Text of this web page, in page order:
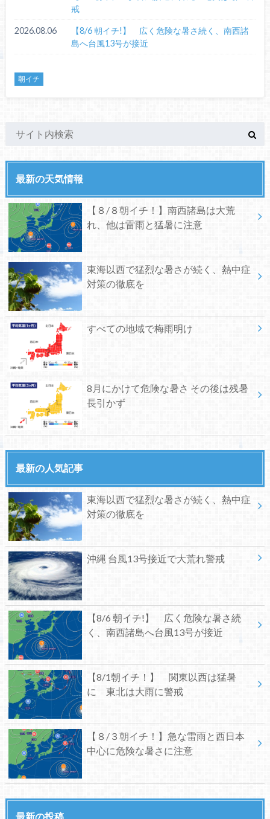
戒
2026.08.06
【8/6 朝イチ!】 広く危険な暑さ続く、南西諸
島へ台風13号が接近
朝イチ
最新の天気情報
【８/８朝イチ！】南西諸島は大荒
れ、他は雷雨と猛暑に注意
東海以西で猛烈な暑さが続く、熱中症
対策の徹底を
すべての地域で梅雨明け
8月にかけて危険な暑さ その後は残暑
長引かず
最新の人気記事
東海以西で猛烈な暑さが続く、熱中症
対策の徹底を
沖縄 台風13号接近で大荒れ警戒
【8/6 朝イチ!】 広く危険な暑さ続
く、南西諸島へ台風13号が接近
【8/1朝イチ！】 関東以西は猛暑
に 東北は大雨に警戒
【８/３朝イチ！】急な雷雨と西日本
中心に危険な暑さに注意
最新の投稿